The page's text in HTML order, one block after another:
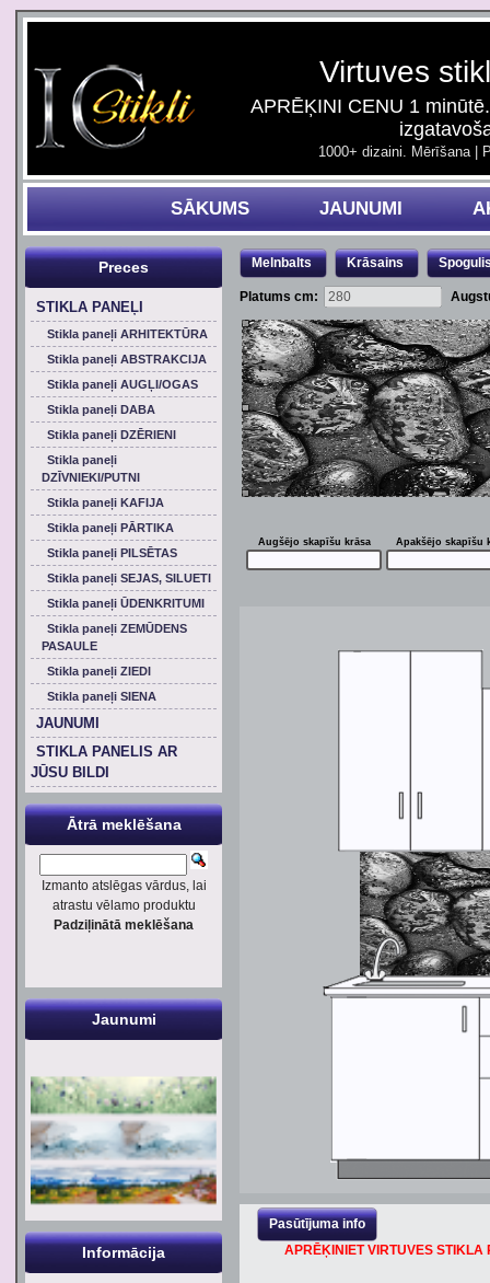
Virtuves
APRĒĶINI CENU 1
1000+ dizaini. Mērīšana |
SĀKUMS JAUNUMI
Melnbalts Krāsains
Platums cm:
Augšējo skapīšu krāsa Apakšējo skapīšu
Pasūtījuma info
APRĒĶINIET VIRTUVES
Preces
STIKLA PANEĻI
Stikla paneļi ARHITEKTŪRA
Stikla paneļi ABSTRAKCIJA
Stikla paneļi AUGĻI/OGAS
Stikla paneļi DABA
Stikla paneļi DZĒRIENI
Stikla paneļi
DZĪVNIEKI/PUTNI
Stikla paneļi KAFIJA
Stikla paneļi PĀRTIKA
Stikla paneļi PILSĒTAS
Stikla paneļi SEJAS, SILUETI
Stikla paneļi ŪDENKRITUMI
Stikla paneļi ZEMŪDENS
PASAULE
Stikla paneļi ZIEDI
Stikla paneļi SIENA
JAUNUMI
STIKLA PANELIS AR
JŪSU BILDI
Ātrā meklēšana
Izmanto atslēgas vārdus, lai
atrastu vēlamo produktu
Padziļinātā meklēšana
Jaunumi
Informācija